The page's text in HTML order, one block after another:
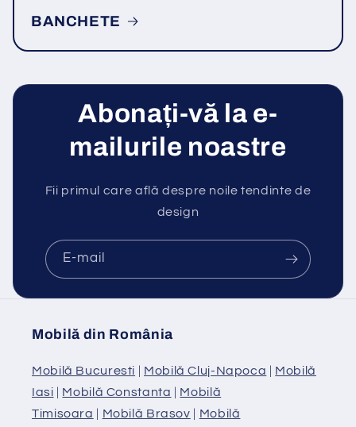
BANCHETE
Abonați-vă la e-
mailurile noastre
Fii primul care află despre noile tendinte de
design
E-mail
Mobilă din România
Mobilă Bucuresti | Mobilă Cluj-Napoca | Mobilă
Iasi | Mobilă Constanta | Mobilă
Timisoara | Mobilă Brasov | Mobilă